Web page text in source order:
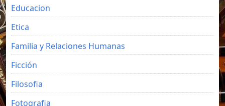
Educacion
Etica
Familia y Relaciones Humanas
Ficción
Filosofia
Fotografia